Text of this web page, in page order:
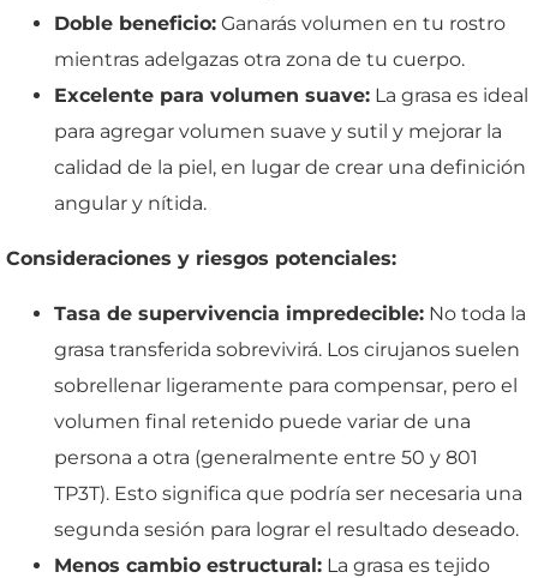
Doble beneficio: Ganarás volumen en tu rostro
mientras adelgazas otra zona de tu cuerpo.
Excelente para volumen suave: La grasa es ideal
para agregar volumen suave y sutil y mejorar la
calidad de la piel, en lugar de crear una definición
angular y nítida.
Consideraciones y riesgos potenciales:
Tasa de supervivencia impredecible: No toda la
grasa transferida sobrevivirá. Los cirujanos suelen
sobrellenar ligeramente para compensar, pero el
volumen final retenido puede variar de una
persona a otra (generalmente entre 50 y 801
TP3T). Esto significa que podría ser necesaria una
segunda sesión para lograr el resultado deseado.
Menos cambio estructural: La grasa es tejido